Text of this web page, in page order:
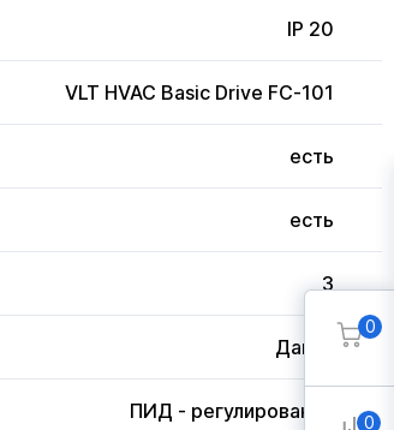
IP 20
VLT HVAC Basic Drive FC-101
есть
есть
3
Дания
ПИД - регулирование
0
0